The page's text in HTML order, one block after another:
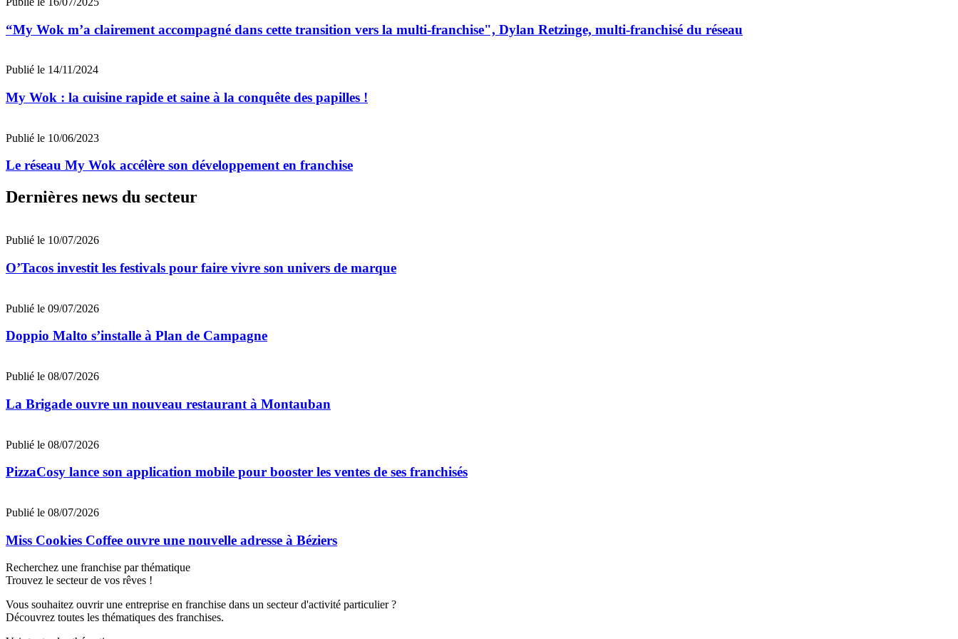
“My Wok m’a clairement accompagné dans cette transition vers la multi-franchise", Dylan Retzinge, multi-franchisé du réseau
Publié le 14/11/2024
My Wok : la cuisine rapide et saine à la conquête des papilles !
Publié le 10/06/2023
Le réseau My Wok accélère son développement en franchise
Dernières news du secteur
Publié le 10/07/2026
O’Tacos investit les festivals pour faire vivre son univers de marque
Publié le 09/07/2026
Doppio Malto s’installe à Plan de Campagne
Publié le 08/07/2026
La Brigade ouvre un nouveau restaurant à Montauban
Publié le 08/07/2026
PizzaCosy lance son application mobile pour booster les ventes de ses franchisés
Publié le 08/07/2026
Miss Cookies Coffee ouvre une nouvelle adresse à Béziers
Recherchez une franchise par thématique
Trouvez le secteur de vos rêves !
Vous souhaitez ouvrir une entreprise en franchise dans un secteur d'activité particulier ?
Découvrez toutes les thématiques des franchises.